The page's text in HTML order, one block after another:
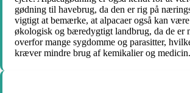
gødning til havebrug, da den er rig på
vigtigt at bemærke, at alpacaer også kan
økologisk og bæredygtigt landbrug, da de er
overfor mange sygdomme og parasitter,
kræver mindre brug af kemikalier og medicin.